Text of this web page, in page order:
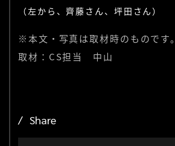
（左から、齊藤さん、坪田さん）
※本文・写真は取材時のものです。
取材：CS担当 中山
Share